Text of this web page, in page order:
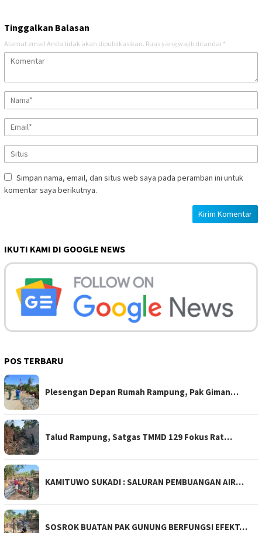
Tinggalkan Balasan
Alamat email Anda tidak akan dipublikasikan. Ruas yang wajib ditandai *
Simpan nama, email, dan situs web saya pada peramban ini untuk
komentar saya berikutnya.
IKUTI KAMI DI GOOGLE NEWS
POS TERBARU
Plesengan Depan Rumah Rampung, Pak Giman…
Talud Rampung, Satgas TMMD 129 Fokus Rat…
KAMITUWO SUKADI : SALURAN PEMBUANGAN AIR…
SOSROK BUATAN PAK GUNUNG BERFUNGSI EFEKT…